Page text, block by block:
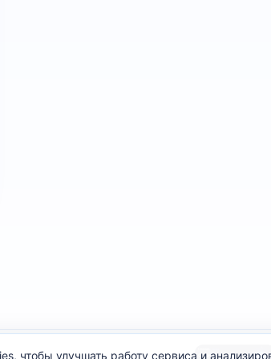
чтобы улучшать работу сервиса и